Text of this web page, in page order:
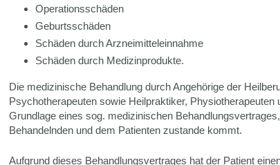
Operationsschäden
Geburtsschäden
Schäden durch Arzneimitteleinnahme
Schäden durch Medizinprodukte.
Die medizinische Behandlung durch Angehörige der
Psychotherapeuten sowie Heilpraktiker, Physiotherapeuten
Grundlage eines sog. medizinischen
Behandelnden und dem Patienten zustande kommt.
Aufgrund dieses Behandlungsvertrages hat der Patient